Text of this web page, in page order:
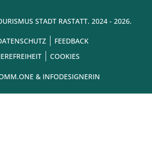
STADT RASTATT. 2024 - 2026.
FEEDBACK
COOKIES
& INFODESIGNERIN